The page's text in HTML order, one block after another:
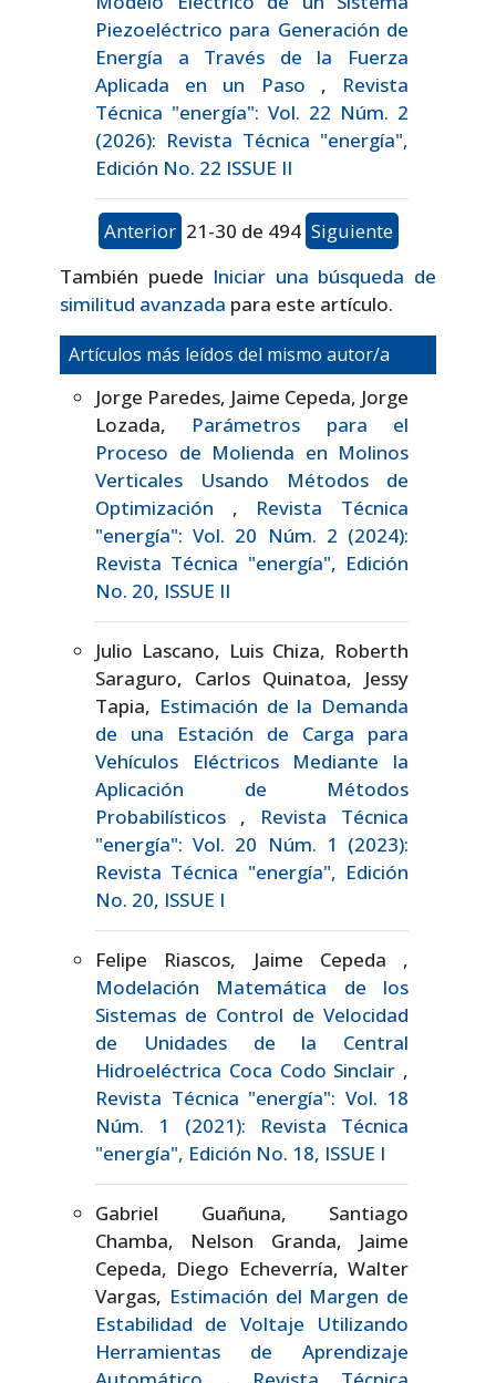
Piezoeléctrico para Generación de
Energía a Través de la Fuerza
Aplicada en un Paso , Revista
Técnica "energía": Vol. 22 Núm. 2
(2026): Revista Técnica "energía",
Edición No. 22 ISSUE II
Anterior 21-30 de 494 Siguiente
También puede Iniciar una búsqueda de
similitud avanzada para este artículo.
Artículos más leídos del mismo autor/a
Jorge Paredes, Jaime Cepeda, Jorge
Lozada, Parámetros para el
Proceso de Molienda en Molinos
Verticales Usando Métodos de
Optimización , Revista Técnica
"energía": Vol. 20 Núm. 2 (2024):
Revista Técnica "energía", Edición
No. 20, ISSUE II
Julio Lascano, Luis Chiza, Roberth
Saraguro, Carlos Quinatoa, Jessy
Tapia, Estimación de la Demanda
de una Estación de Carga para
Vehículos Eléctricos Mediante la
Aplicación de Métodos
Probabilísticos , Revista Técnica
"energía": Vol. 20 Núm. 1 (2023):
Revista Técnica "energía", Edición
No. 20, ISSUE I
Felipe Riascos, Jaime Cepeda ,
Modelación Matemática de los
Sistemas de Control de Velocidad
de Unidades de la Central
Hidroeléctrica Coca Codo Sinclair ,
Revista Técnica "energía": Vol. 18
Núm. 1 (2021): Revista Técnica
"energía", Edición No. 18, ISSUE I
Gabriel Guañuna, Santiago
Chamba, Nelson Granda, Jaime
Cepeda, Diego Echeverría, Walter
Vargas, Estimación del Margen de
Estabilidad de Voltaje Utilizando
Herramientas de Aprendizaje